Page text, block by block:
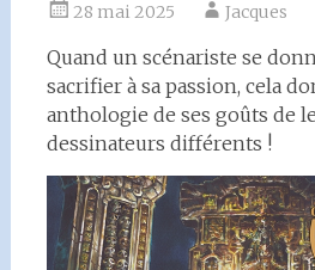
28 mai 2025 Jacques
Quand un scénariste se
sacrifier à sa passion, cela
anthologie de ses goûts de
dessinateurs différents !